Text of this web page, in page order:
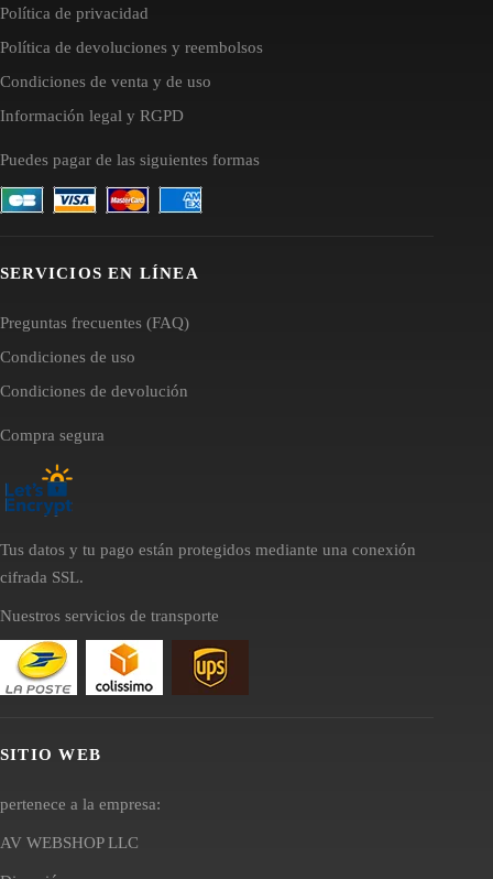
Política de privacidad
Política de devoluciones y reembolsos
Condiciones de venta y de uso
Información legal y RGPD
Puedes pagar de las siguientes formas
SERVICIOS EN LÍNEA
Preguntas frecuentes (FAQ)
Condiciones de uso
Condiciones de devolución
Compra segura
Tus datos y tu pago están protegidos mediante una conexión
cifrada SSL.
Nuestros servicios de transporte
SITIO WEB
pertenece a la empresa:
AV WEBSHOP LLC